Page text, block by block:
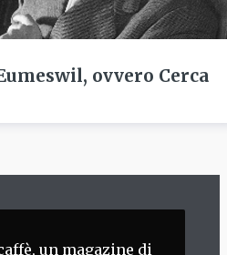
ovvero Cerca
un magazine di